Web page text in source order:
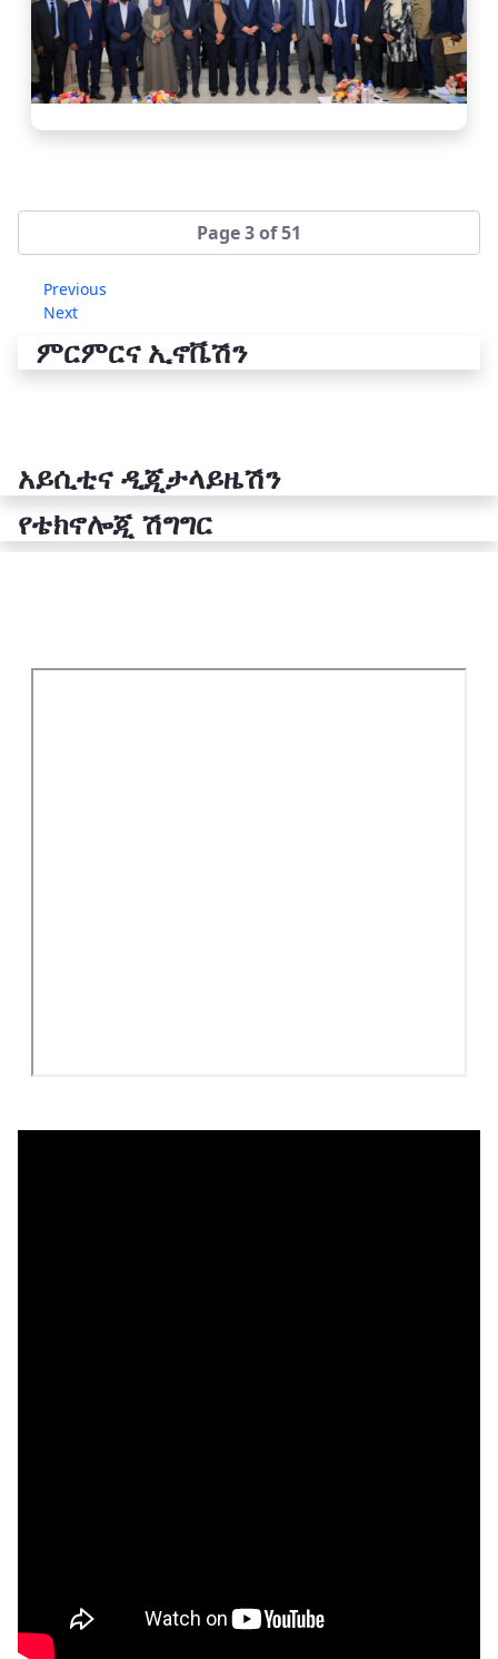
Page 3 of 51
Next
ምርምርና ኢኖቬሽን
የቴክኖሎጂ ሽግግር